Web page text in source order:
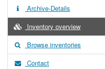
Archive-Details
Inventory overview
Browse inventories
Contact